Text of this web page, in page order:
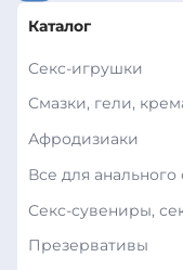
Каталог
Секс-игрушки
Смазки, гели,
Афродизиаки
Все для анального
Секс-сувениры,
Презервативы